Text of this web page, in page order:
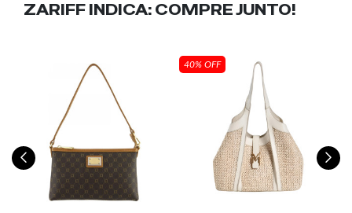
ZARIFF INDICA: COMPRE JUNTO!
40% OFF